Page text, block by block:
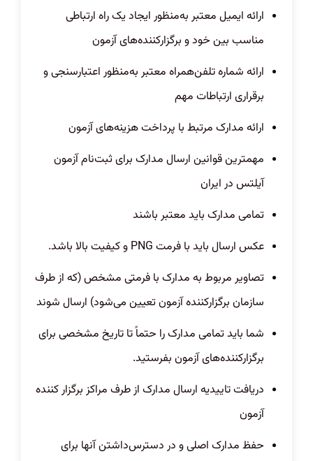
ارائه ایمیل معتبر به‌منظور ایجاد یک راه ارتباطی
مناسب بین خود و برگزارکننده‌های آزمون
ارائه شماره تلفن‌همراه معتبر به‌منظور اعتبارسنجی و
برقراری ارتباطات مهم
ارائه مدارک مرتبط با پرداخت هزینه‌های آزمون
مهمترین قوانین ارسال مدارک برای ثبت‌نام آزمون
آیلتس در ایران
تمامی مدارک باید معتبر باشند
عکس ارسال باید با فرمت PNG و کیفیت بالا باشد.
تصاویر مربوط به مدارک با فرمتی مشخص (که از طرف
سازمان برگزارکننده آزمون تعیین می‌شود) ارسال شوند
شما باید تمامی مدارک را حتماً تا تاریخ مشخصی برای
برگزارکننده‌های آزمون بفرستید.
دریافت تاییدیه ارسال مدارک از طرف مراکز برگزار کننده
آزمون
حفظ مدارک اصلی و در دسترس‌داشتن آنها برای